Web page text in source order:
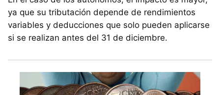
ya que su tributación depende de rendimientos
variables y deducciones que solo pueden aplicarse
si se realizan antes del 31 de diciembre.